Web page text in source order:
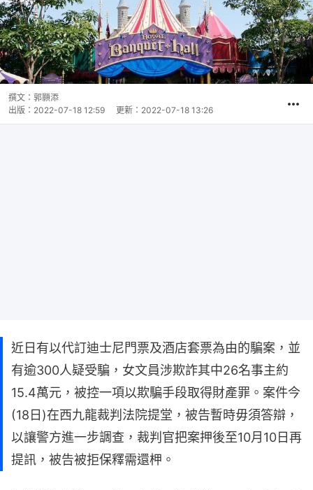
撰文： 郭顥添
出版： 2022-07-18 12:59 更新： 2022-07-18 13:26
近日有以代訂迪士尼門票及酒店套票為由的騙案，並
有逾300人疑受騙，女文員涉欺詐其中26名事主約
15.4萬元，被控一項以欺騙手段取得財產罪。案件今
(18日)在西九龍裁判法院提堂，被告暫時毋須答辯，
以讓警方進一步調查，裁判官把案押後至10月10日再
提訊，被告被拒保釋需還柙。